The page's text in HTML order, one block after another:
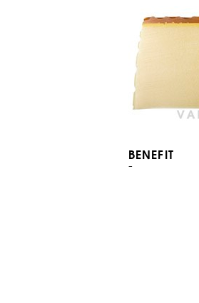
BENEFIT
-